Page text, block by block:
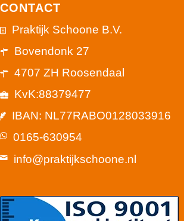
CONTACT
Praktijk Schoone B.V.
Bovendonk 27
4707 ZH Roosendaal
KvK:88379477
IBAN: NL77RABO0128033916
0165-630954
info@praktijkschoone.nl